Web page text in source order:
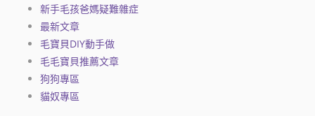
新手毛孩爸媽疑難雜症
最新文章
毛寶貝DIY動手做
毛毛寶貝推薦文章
狗狗專區
貓奴專區